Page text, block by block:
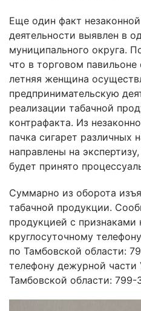
Еще один факт
деятельности выявлен в
муниципального округа.
что в торговом
летняя женщина
предпринимательскую
реализации табачной
контрафакта. Из
пачка сигарет различных
направлены на
будет принято
Суммарно из оборота
табачной продукции.
продукцией с
круглосуточному
по Тамбовской области:
телефону дежурной
Тамбовской области: 799-